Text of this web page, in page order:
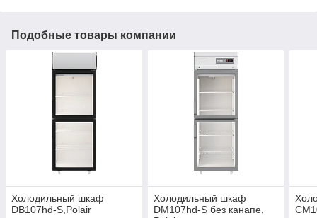
Подобные товары компании
Холодильный шкаф
DB107hd-S,Polair
Холодильный шкаф
DM107hd-S без канапе,